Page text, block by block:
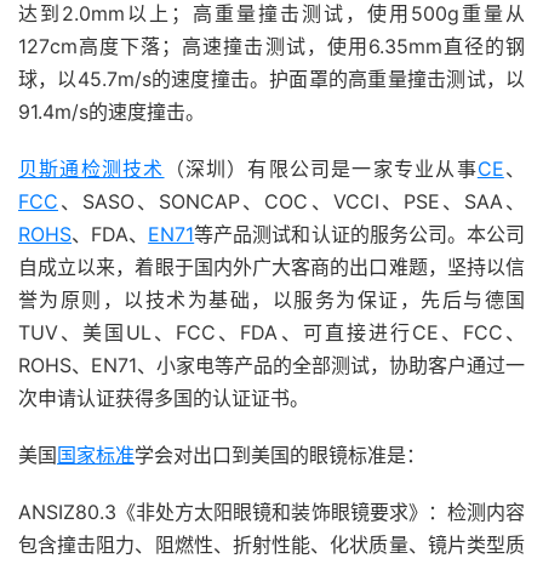
达到2.0mm以上；高重量撞击测试，使用500g重量从
127cm高度下落；高速撞击测试，使用6.35mm直径的钢
球，以45.7m/s的速度撞击。护面罩的高重量撞击测试，以
91.4m/s的速度撞击。
贝斯通检测技术 （深圳）有限公司是一家专业从事CE、
FCC 、SASO、SONCAP、COC、VCCI、PSE、SAA、
ROHS、FDA、 EN71等产品测试和认证的服务公司。本公司
自成立以来，着眼于国内外广大客商的出口难题，坚持以信
誉为原则，以技术为基础，以服务为保证，先后与德国
TUV、美国UL、FCC、FDA、可直接进行CE、FCC、
ROHS、EN71、小家电等产品的全部测试，协助客户通过一
次申请认证获得多国的认证证书。
美国 国家标准学会对出口到美国的眼镜标准是：
ANSIZ80.3《非处方太阳眼镜和装饰眼镜要求》：检测内容
包含撞击阻力、阻燃性、折射性能、化状质量、镜片类型质